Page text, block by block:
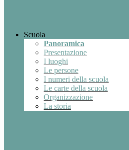
Scuola
Panoramica
Presentazione
I luoghi
Le persone
I numeri della scuola
Le carte della scuola
Organizzazione
La storia